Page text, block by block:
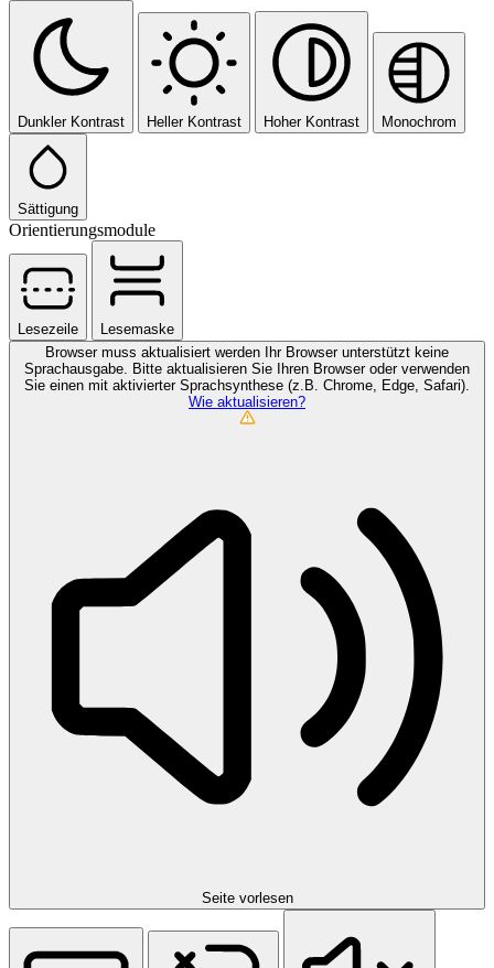
Dunkler Kontrast Heller Kontrast Hoher Kontrast Monochrom
Sättigung
Orientierungsmodule
Lesezeile
Lesemaske
Browser muss aktualisiert werden Ihr Browser unterstützt keine
Sprachausgabe. Bitte aktualisieren Sie Ihren Browser oder verwenden
Sie einen mit aktivierter Sprachsynthese (z.B. Chrome, Edge, Safari).
Wie aktualisieren?
Seite vorlesen